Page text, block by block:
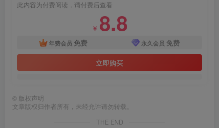
此内容为付费阅读，请付费后查看
￥ 8.8
年费会员 免费 永久会员 免费
立即购买
© 版权声明
文章版权归作者所有，未经允许请勿转载。
THE END